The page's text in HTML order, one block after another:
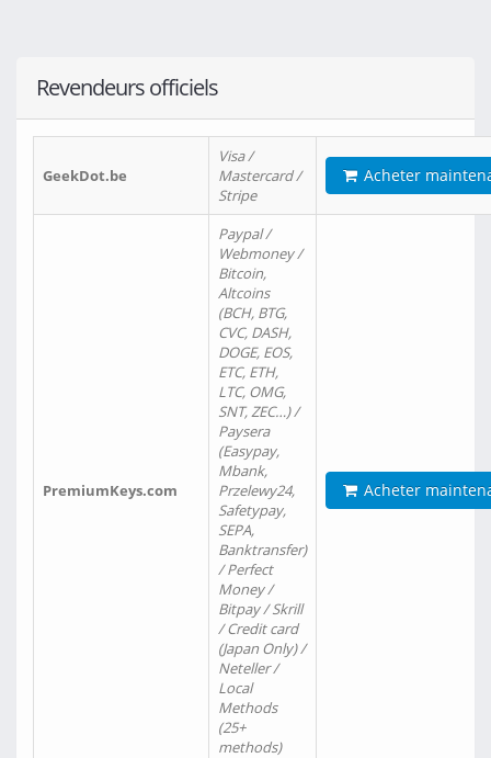
Revendeurs officiels
GeekDot.be
Visa /
Mastercard /
Stripe
Acheter
PremiumKeys.com
Paypal /
Webmoney /
Bitcoin,
Altcoins
(BCH, BTG,
CVC, DASH,
DOGE, EOS,
ETC, ETH,
LTC, OMG,
SNT, ZEC…) /
Paysera
(Easypay,
Mbank,
Przelewy24,
Safetypay,
SEPA,
Banktransfer)
/ Perfect
Money /
Bitpay / Skrill
/ Credit card
(Japan Only) /
Neteller /
Local
Methods
(25+
methods)
Acheter